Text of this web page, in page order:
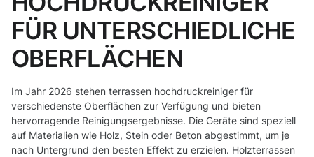
FÜR UNTERSCHIEDLICHE
OBERFLÄCHEN
Im Jahr 2026 stehen terrassen hochdruckreiniger für
verschiedenste Oberflächen zur Verfügung und bieten
hervorragende Reinigungsergebnisse. Die Geräte sind speziell
auf Materialien wie Holz, Stein oder Beton abgestimmt, um je
nach Untergrund den besten Effekt zu erzielen. Holzterrassen